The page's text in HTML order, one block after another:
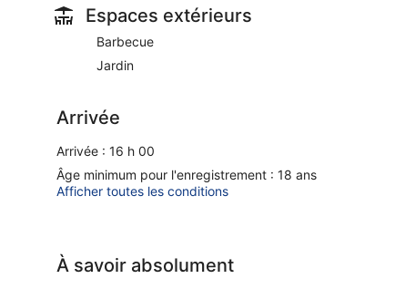
- la chambre est dimmable
chambre 2
- lit double (1,80 m de largeur)
- la chambre est dimmable
dans le salon
- la chambre est dimmable
salle de bain 1
- douche
- bassin
Cuisiner/Vivre
Espaces extérieurs
Barbecue
Jardin
Arrivée
Arrivée : 16 h 00
Âge minimum pour l'enregistrement : 18 ans
Afficher toutes les conditions
À savoir absolument